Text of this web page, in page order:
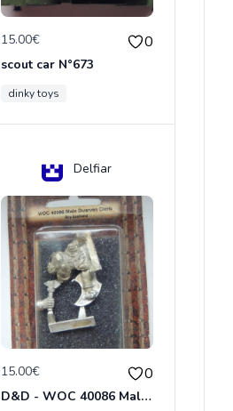
15.00€ 0
scout car N°673
dinky toys
Delfiar
15.00€ 0
D&D - WOC 40086 Male Dwarven Cleric Miniature - Donjons Dragons